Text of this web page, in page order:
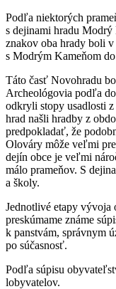
Podľa niektorých
s dejinami hradu Modrý
znakov oba hrady boli
s Modrým Kameňom
Táto časť Novohradu
Archeológovia podľa
odkryli stopy usadlosti
hrad našli hradby z
predpokladať, že
Olováry môže veľmi
dejín obce je veľmi
málo prameňov. S
a školy.
Jednotlivé etapy vývoja
preskúmame známe
k panstvám, správnym
po súčasnosť.
Podľa súpisu
lobyvatelov.